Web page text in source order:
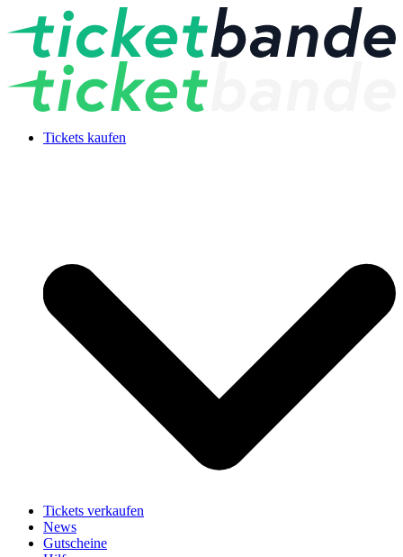
Tickets kaufen
Tickets verkaufen
News
Gutscheine